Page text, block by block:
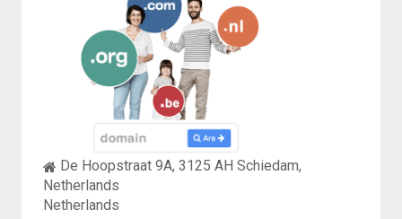
De Hoopstraat 9A, 3125 AH Schiedam,
Netherlands
Netherlands